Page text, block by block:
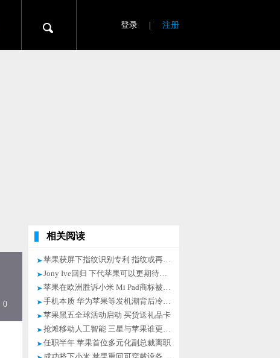
登录 注册
0
相关阅读
苹果获屏下指纹识别专利 指纹或再崛起
Jony Ive回归 下代苹果可以更期待一点
苹果在欧洲胜诉小米 Mi Pad商标被封杀
手机本质 华为苹果等发机潮背后冷思考
苹果黑五全球活动启动 买货送礼品卡
抢滩移动人工智能 三星与苹果谁更有戏
任职半年 苹果首位多元化副总裁离职